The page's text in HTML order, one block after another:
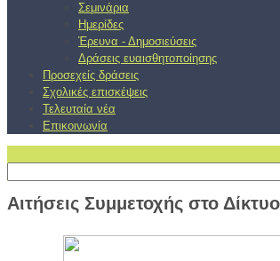
Σεμινάρια
Ημερίδες
Έρευνα - Δημοσιεύσεις
Δράσεις ευαισθητοποίησης
Προσεχείς δράσεις
Σχολικές επισκέψεις
Τελευταία νέα
Επικοινωνία
Αιτήσεις Συμμετοχής στο Δίκτυο